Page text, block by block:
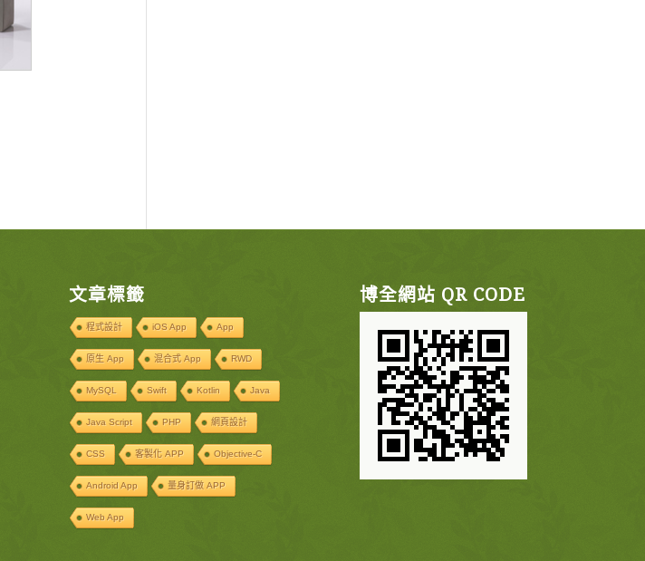
文章標籤
程式設計 iOS App App
原生 App 混合式 App RWD
MySQL Swift Kotlin Java
Java Script PHP 網頁設計
CSS 客製化 APP Objective-C
Android App 量身訂做 APP
Web App
博全網站 QR CODE